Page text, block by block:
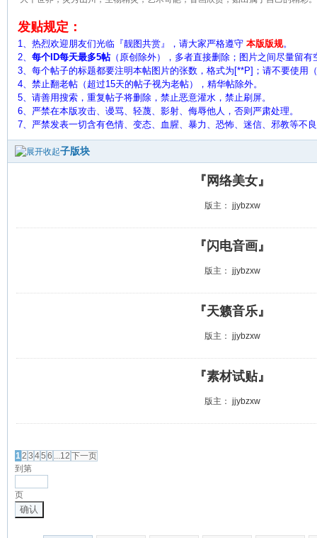
发贴规定：
1、热烈欢迎朋友们光临『靓图共赏』，请大家严格遵守 本版版规。
2、 每个ID每天最多5帖（原创除外），多者直接删除；图片之间尽量留
3、每个帖子的标题都要注明本帖图片的张数，格式为[**P]；请不要使用
4、禁止翻老帖（超过15天的帖子视为老帖），精华帖除外。
5、 请善用搜索，重复帖子将删除，禁止恶意灌水，禁止刷屏。
6、严禁在本版攻击、谩骂、轻蔑、影射、侮辱他人，否则严肃处理。
7、严禁发表一切含有色情、变态、血腥、暴力、恐怖、迷信、邪教等不
子版块
『网络美女』
版主： jjybzxw
『闪电音画』
版主： jjybzxw
『天籁音乐』
版主： jjybzxw
『素材试贴』
版主： jjybzxw
12 3 45 6 ...12 下一页
到第
页
确认